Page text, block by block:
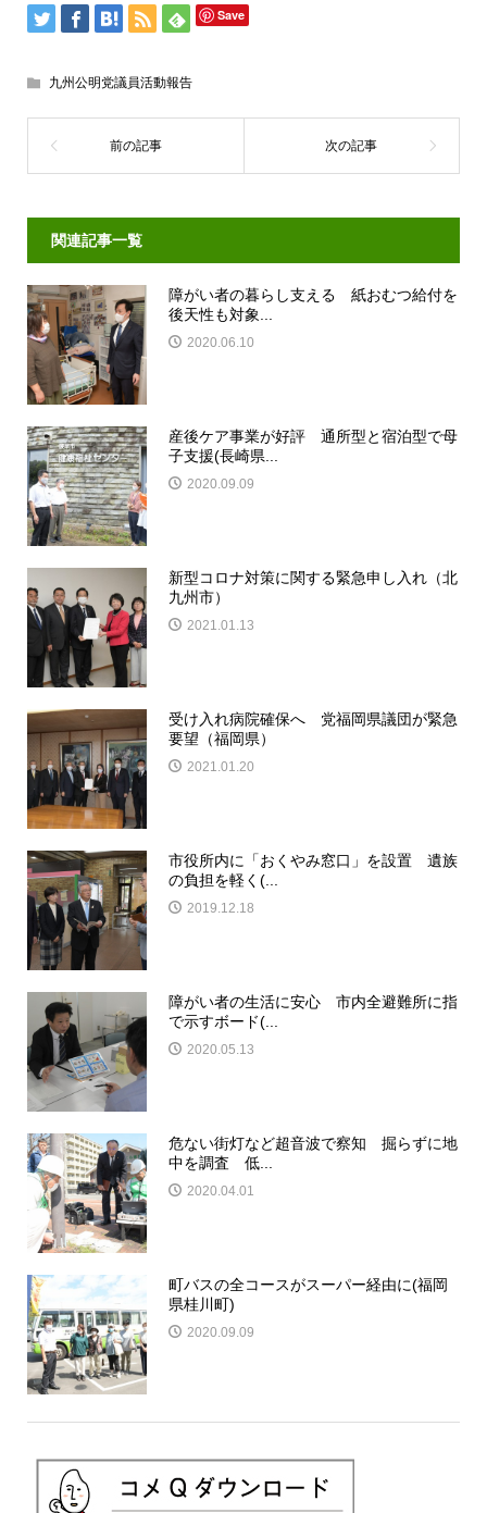
Save
九州公明党議員活動報告
関連記事一覧
障がい者の暮らし支える 紙おむつ給付を
後天性も対象...
2020.06.10
産後ケア事業が好評 通所型と宿泊型で母
子支援(長崎県...
2020.09.09
新型コロナ対策に関する緊急申し入れ（北
九州市）
2021.01.13
受け入れ病院確保へ 党福岡県議団が緊急
要望（福岡県）
2021.01.20
市役所内に「おくやみ窓口」を設置 遺族
の負担を軽く(...
2019.12.18
障がい者の生活に安心 市内全避難所に指
で示すボード(...
2020.05.13
危ない街灯など超音波で察知 掘らずに地
中を調査 低...
2020.04.01
町バスの全コースがスーパー経由に(福岡
県桂川町)
2020.09.09